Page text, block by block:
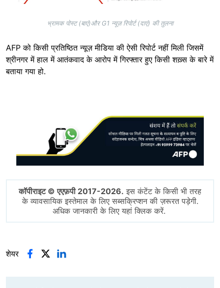
भ्रामक पोस्ट (बाएं)और G1 न्यूज़ रिपोर्ट (दाएं) की तुलना
AFP को किसी प्रतिष्ठित न्यूज़ मीडिया की ऐसी रिपोर्ट नहीं मिली जिसमें
श्रीनगर में हाल में आतंकवाद के आरोप में गिरफ्तार हुए किसी शख़्स के बारे में
बताया गया हो.
कॉपीराइट © एएफ़पी 2017-2026. इस कंटेंट के किसी भी तरह
के व्यावसायिक इस्तेमाल के लिए सब्सक्रिप्शन की ज़रूरत पड़ेगी.
अधिक जानकारी के लिए यहां क्लिक करें.
शेयर